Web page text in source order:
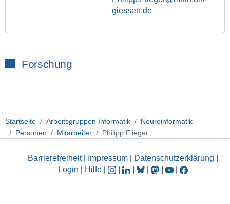
giessen.de
Forschung
Startseite Arbeitsgruppen Informatik
Neuroinformatik
Personen
Mitarbeiter Philipp Flieger
Barrierefreiheit| Impressum Datenschutzerklärung
Login
Hilfe